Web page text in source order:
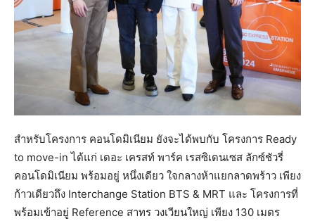
สำหรับโครงการ คอนโดมิเนียม ยังจะได้พบกับ โครงการ Ready
to move-in ได้แก่ เดอะ เครสท์ พาร์ค เรสซิเดนเซส ลักซ์ชัวรี่
คอนโดมิเนียม พร้อมอยู่ หนึ่งเดียว ใจกลางห้าแยกลาดพร้าว เพียง
ก้าวเดียวถึง Interchange Station BTS & MRT และ โครงการที่
พร้อมเข้าอยู่ Reference สาทร วงเวียนใหญ่ เพียง 130 เมตร